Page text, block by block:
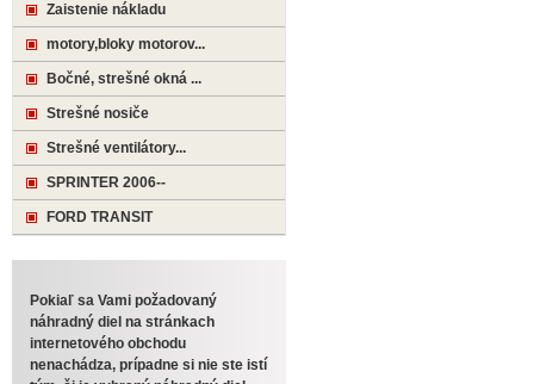
Zaistenie nákladu
motory,bloky motorov...
Bočné, strešné okná ...
Strešné nosiče
Strešné ventilátory...
SPRINTER 2006--
FORD TRANSIT
Pokiaľ sa Vami požadovaný
náhradný diel na stránkach
internetového obchodu
nenachádza, prípadne si nie ste istí